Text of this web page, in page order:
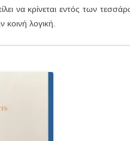
να κρίνεται εντός των
λογική.